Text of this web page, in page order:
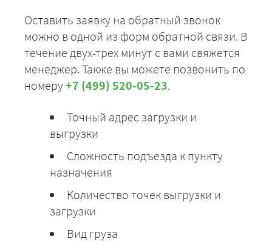
Оставить заявку на обратный звонок
можно в одной из форм обратной связи. В
течение двух-трех минут с вами свяжется
менеджер. Также вы можете позвонить по
номеру+7 (499) 520-05-23.
Точный адрес загрузки и
выгрузки
Сложность подъезда к пункту
назначения
Количество точек выгрузки и
загрузки
Вид груза